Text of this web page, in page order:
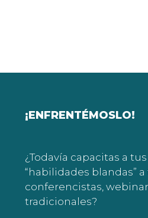
¡ENFRENTÉMOSLO!
¿Todavía capacitas a
“habilidades blandas” a
conferencistas,
tradicionales?